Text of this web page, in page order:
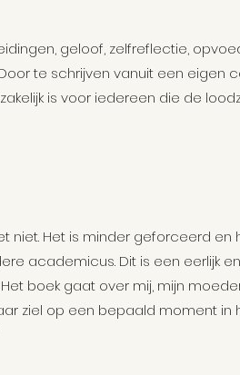
geloof, zelfreflectie,
te schrijven vanuit een eigen
is voor iedereen die de
niet. Het is minder geforceerd en
academicus. Dit is een eerlijk
boek gaat over mij, mijn
ziel op een bepaald moment in